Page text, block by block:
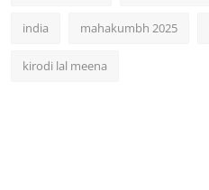
india mahakumbh 2025
kirodi lal meena